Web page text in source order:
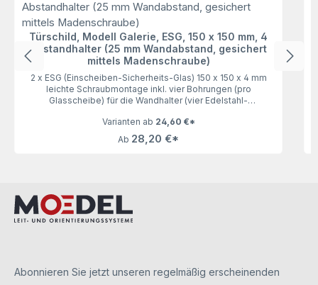
Türschild, Modell Galerie, ESG, 150 x 150 mm, 4
Abstandhalter (25 mm Wandabstand, gesichert
mittels Madenschraube)
2 x ESG (Einscheiben-Sicherheits-Glas) 150 x 150 x 4 mm
leichte Schraubmontage inkl. vier Bohrungen (pro
Glasscheibe) für die Wandhalter (vier Edelstahl-
gesichert mittels Madenschraube Beschriftung mit
individuell bedruckbarer BeschriftungseinlageUnser
Türschild Modell Galerie, 150 x 150 mm mit 25 mm
ausgedruckt (mit handelsüblichem Laserdrucker) und
einfach gewechselt werden. Somit bietet Ihnen unser
Türschild viel Raum für die persönliche Gestaltung.Hinweis:
Varianten ab 24,60 €*
Ab 28,20 €*
Abonnieren Sie jetzt unseren regelmäßig erscheinenden